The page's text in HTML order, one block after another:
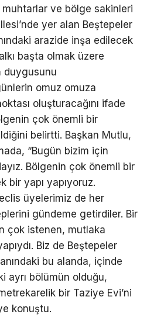
ve bölge sakinleri
yer alan Beştepeler
arazide inşa edilecek
başta olmak üzere
duygusunu
omuz omuza
oluşturacağını ifade
çok önemli bir
belirtti. Başkan Mutlu,
“Bugün bizim için
Bölgenin çok önemli bir
bir yapı yapıyoruz.
üyelerimiz de her
gündeme getirdiler. Bir
çok istenen, mutlaka
Biz de Beştepeler
bu alanda, içinde
ayrı bölümün olduğu,
bir Taziye Evi’ni
konuştu.